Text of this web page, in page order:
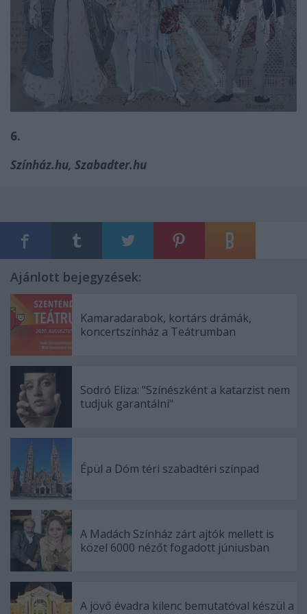
6.
Színház.hu, Szabadter.hu
Ajánlott bejegyzések:
Kamaradarabok, kortárs drámák,
koncertszínház a Teátrumban
Sodró Eliza: "Színészként a katarzist nem
tudjuk garantálni"
Épül a Dóm téri szabadtéri színpad
A Madách Színház zárt ajtók mellett is
közel 6000 nézőt fogadott júniusban
A jövő évadra kilenc bemutatóval készül a